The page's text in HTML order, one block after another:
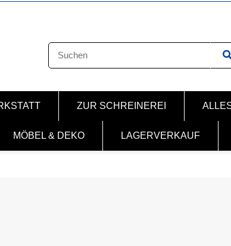
ZUR SCHREINEREI
MÖBEL & DEKO LAGERVERKAUF